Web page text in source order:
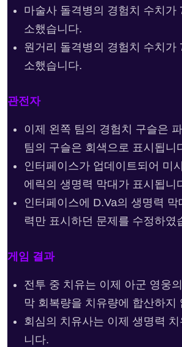
마술사 돌격병의 경험치 수치가
소했습니다.
원거리 돌격병의 경험치 수치가
소했습니다.
관전자
이제 왼쪽 팀의 경험치 구슬은
팀의 구슬은 회색으로 표시됩니
인터페이스가 업데이트되어 미
에릭의 생명력 막대가 표시됩니
인터페이스에 D.Va의 생명력
력만 표시하던 문제를 수정하였
게임 결과
전투 중 치유는 이제 아군 영웅
막 회복량을 치유량에 합산하지
회심의 치유사는 이제 생명력
니다.